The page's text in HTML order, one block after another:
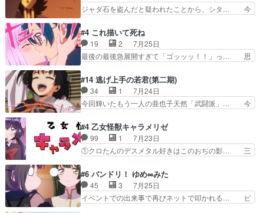
つ鬼龍院家の現当主が息…
秘密がちょっとわかった回、正直… 左さんと刀持
ちさんが対決♪あとどこぞのじ… 何処も彼処も言
く動いていてずっと胸が熱… 同時視聴｜
DaemonsRealm｜リア… これまで騙していた東
村を捨てて新郷家に来…
ジャダ石を盗んだと疑われたことから、シタ… 今
ぶややこしいことになってたオープニン… テンポ
も良いし毎話良いところで引くから全… 盟友ドレ
ゲネ后との出会い。次週のドレゲネ… さて、登場
人物多いけどついていけるのか私… 今回は遂にド
んがめっちゃ可愛かったなド… まさかの展開にめ
ちゃくちゃテンション上が… チャガタイの所へ密
偵に行ったはずがドレゲ…
#4 これ描いて死ね
19 2
7月25日
最後の最後急展開すぎて「ゴッッッ！！」っ… 思
は泣かなかった！漫画描きのハウツー回… この作
品はこういうのをズバッとキメるの上… 藤子不二
雄に親しんだ人にはとてもフィット… 赤福のヌル
ヌルした動きとかネームを褒めら… 漫研が気にな
から新たな仲間まで。本作品… 今回エンディング
テーマが流れるのが早い（… この作品の世界に
も、一応デジタルという概…
#14 逃げ上手の若君(第二期)
34 1
7月24日
今回輝いたもう一人の亜也子天然「武闘派」… 今
逃れすら逃げ上手亜也子のアシストに支… そう
か、亜也子もまだ9歳なのか‥ときゆき… 「亜也
子のドキドキ・大作戦！・長寿丸を一… 目玉と耳
を相手に言葉で繰り広げる戰もノラ… 時代設定ど
からのいらすとやは草だった。… 今回は亜也子回
でしたね頼もしさと乙女らし… 貞宗、キモいギョ
ロ目としか思ってなかった…
#4 乙女怪獣キャラメリゼ
99 1
7月23日
①クロたんのデスメタル好きはこのおぢの影… 三
か好きになれんキャラだなぁ作品もイン… 相変わ
らず生物学者には見えないわね響野君… 正体を知
らないのにどちりも肯定してくれた… 黒絵がハル
ゴンになっても、南を助けて大事… OPにデスボ
#6 バンドリ！ ゆめ∞みた
45 3
7月25日
イベントでの出来事で再びネットで叩かれる… ビ